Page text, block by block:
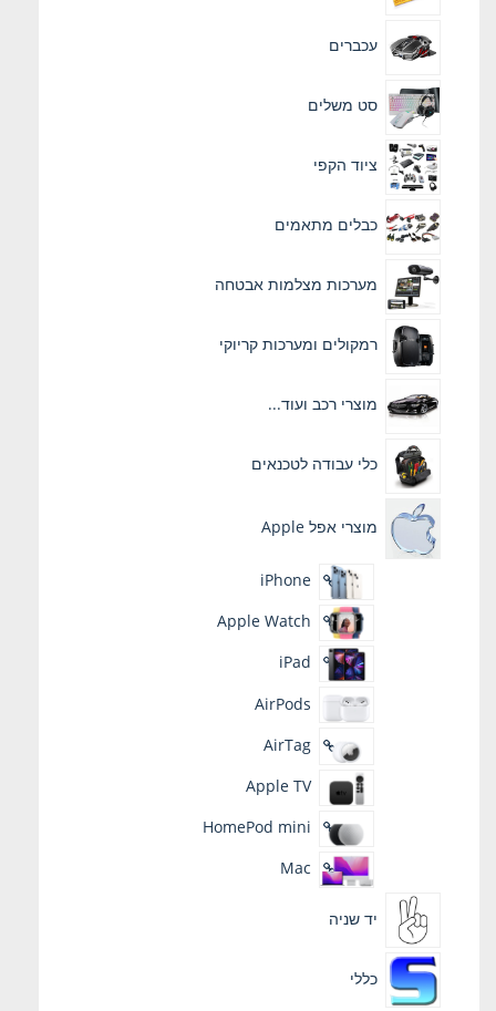
עכברים
סט משלים
ציוד הקפי
כבלים מתאמים
מערכות מצלמות אבטחה
רמקולים ומערכות קריוקי
מוצרי רכב ועוד...
כלי עבודה לטכנאים
מוצרי אפל Apple
iPhone
Apple Watch
iPad
AirPods
AirTag
Apple TV
HomePod mini
Mac
יד שניה
כללי